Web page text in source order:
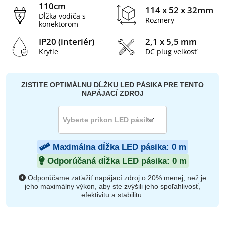
110cm
Dĺžka vodiča s
konektorom
114 x 52 x 32mm
Rozmery
IP20 (interiér)
Krytie
2,1 x 5,5 mm
DC plug velkosť
ZISTITE OPTIMÁLNU DĹŽKU LED PÁSIKA PRE TENTO
NAPÁJACÍ ZDROJ
Maximálna dĺžka LED pásika: 0m
Odporúčaná dĺžka LED pásika: 0m
Odporúčame zaťažiť napájací zdroj o 20% menej, než je
jeho maximálny výkon, aby ste zvýšili jeho spoľahlivosť,
efektivitu a stabilitu.